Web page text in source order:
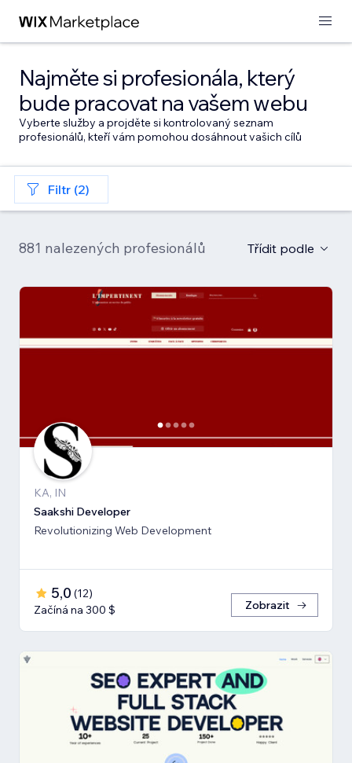
Najměte si profesionála, který
bude pracovat na vašem webu
Vyberte služby a projděte si kontrolovaný seznam
profesionálů, kteří vám pomohou dosáhnout vašich cílů
Filtr (2)
881 nalezených profesionálů Třídit podle
KA, IN
Saakshi Developer
Revolutionizing Web Development
5,0 (12)
Začíná na 300 $
Zobrazit